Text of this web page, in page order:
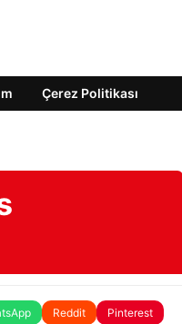
Çerez Politikası
Reddit Pinterest